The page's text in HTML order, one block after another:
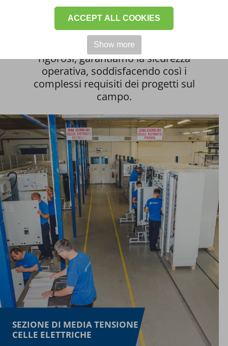
ACCEPT ALL COOKIES
Show more
Le nostre apparecchiature di media
tensione sono progettate per garantire
un funzionamento preciso e affidabile.
Implementando gli standard più
rigorosi, garantiamo la sicurezza
operativa, soddisfacendo così i
complessi requisiti dei progetti sul
campo.
SEZIONE DI MEDIA TENSIONE
CELLE ELETTRICHE